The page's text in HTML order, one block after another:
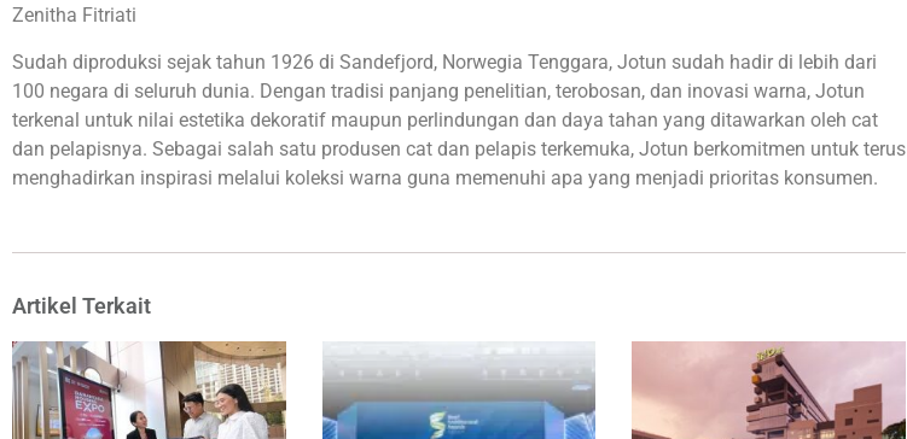
Zenitha Fitriati
Sudah diproduksi sejak tahun 1926 di Sandefjord, Norwegia Tenggara, Jotun sudah hadir di lebih dari
100 negara di seluruh dunia. Dengan tradisi panjang penelitian, terobosan, dan inovasi warna, Jotun
terkenal untuk nilai estetika dekoratif maupun perlindungan dan daya tahan yang ditawarkan oleh cat
dan pelapisnya. Sebagai salah satu produsen cat dan pelapis terkemuka, Jotun berkomitmen untuk terus
menghadirkan inspirasi melalui koleksi warna guna memenuhi apa yang menjadi prioritas konsumen.
Artikel Terkait